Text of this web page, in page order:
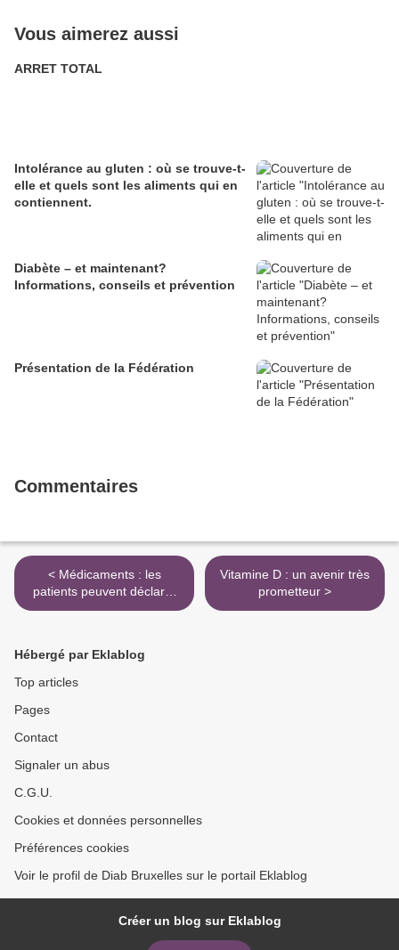
Vous aimerez aussi
ARRET TOTAL
Intolérance au gluten : où se trouve-t-
elle et quels sont les aliments qui en
contiennent.
Diabète – et maintenant?
Informations, conseils et prévention
Présentation de la Fédération
Commentaires
< Médicaments : les
patients peuvent déclarer
directement les effets
Vitamine D : un avenir très
prometteur >
Hébergé par Eklablog
Top articles
Pages
Contact
Signaler un abus
C.G.U.
Cookies et données personnelles
Préférences cookies
Voir le profil de Diab Bruxelles sur le portail Eklablog
Créer un blog sur Eklablog